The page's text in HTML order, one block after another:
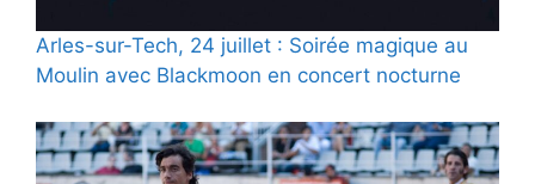
Arles-sur-Tech, 24 juillet : Soirée magique au
Moulin avec Blackmoon en concert nocturne